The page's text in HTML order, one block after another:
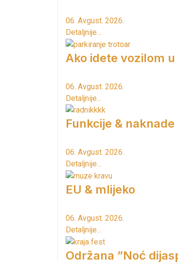
06. Avgust. 2026.
Detaljnije...
Ako idete vozilom
06. Avgust. 2026.
Detaljnije...
Funkcije &
06. Avgust. 2026.
Detaljnije...
EU & mlijeko
06. Avgust. 2026.
Detaljnije...
Održana ”Noć